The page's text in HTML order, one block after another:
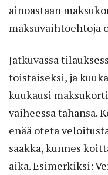
ainoastaan
maksuvaihtoehtoja
Jatkuvassa
toistaiseksi, ja
kuukausi
vaiheessa tahansa.
enää oteta
saakka, kunnes
aika. Esimerkiksi: